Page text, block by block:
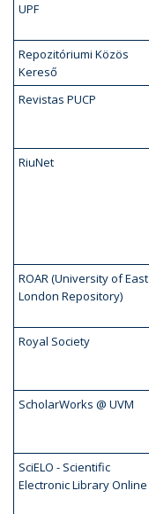
UPF
Repozitóriumi Közös
Kereső
Revistas PUCP
RiuNet
ROAR (University of East
London Repository)
Royal Society
ScholarWorks @ UVM
SciELO - Scientific
Electronic Library Online